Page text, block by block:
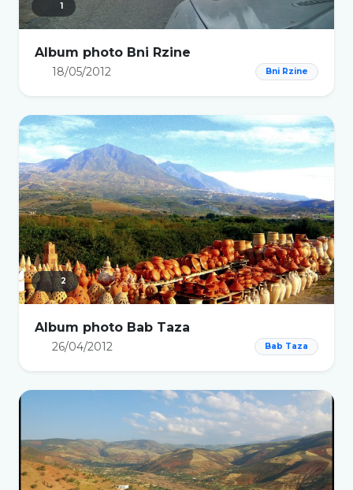
1
Album photo Bni Rzine
18/05/2012 Bni Rzine
2
Album photo Bab Taza
26/04/2012 Bab Taza